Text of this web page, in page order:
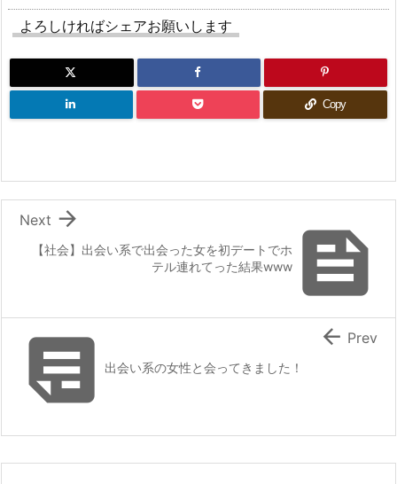
よろしければシェアお願いします
Copy

【社会】出会い系で出会った女を初デートでホ
テル連れてった結果www

Next
出会い系の女性と会ってきました！
 Prev